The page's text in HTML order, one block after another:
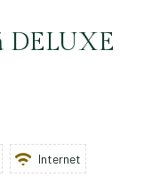
DELUXE
Internet